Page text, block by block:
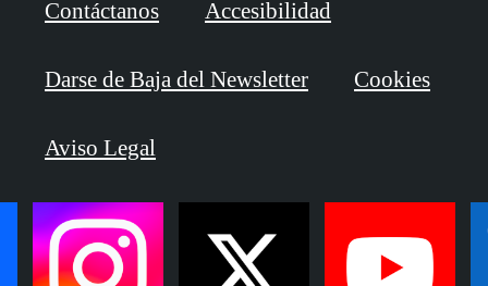
Contáctanos Accesibilidad
Darse de Baja del Newsletter Cookies
Aviso Legal